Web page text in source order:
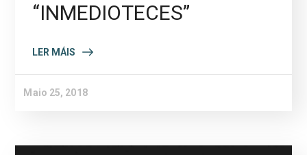
“INMEDIOTECES”
LER MÁIS
Maio 25, 2018